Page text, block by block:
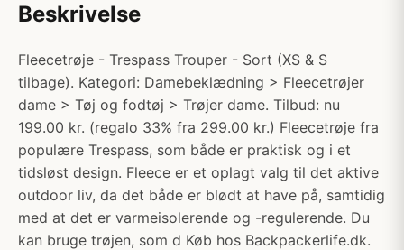
Beskrivelse
Fleecetrøje - Trespass Trouper - Sort (XS & S
tilbage). Kategori: Damebeklædning > Fleecetrøjer
dame > Tøj og fodtøj > Trøjer dame. Tilbud: nu
199.00 kr. (regalo 33% fra 299.00 kr.) Fleecetrøje fra
populære Trespass, som både er praktisk og i et
tidsløst design. Fleece er et oplagt valg til det aktive
outdoor liv, da det både er blødt at have på, samtidig
med at det er varmeisolerende og -regulerende. Du
kan bruge trøjen, som d Køb hos Backpackerlife.dk.